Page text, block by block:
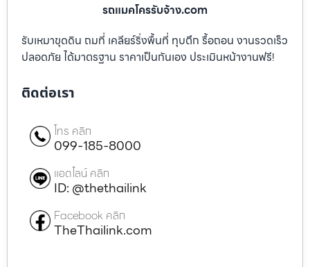
รถแมคโครรับจ้าง.com
รับเหมาขุดดิน ถมที่ เคลียร์ริ่งพื้นที่ ทุบตึก รื้อถอน งานรวดเร็ว
ปลอดภัย ได้มาตรฐาน ราคาเป็นกันเอง ประเมินหน้างานฟรี!
ติดต่อเรา
โทร คลิก
099-185-8000
แอดไลน์ คลิก
ID: @thethailink
Facebook คลิก
TheThailink.com